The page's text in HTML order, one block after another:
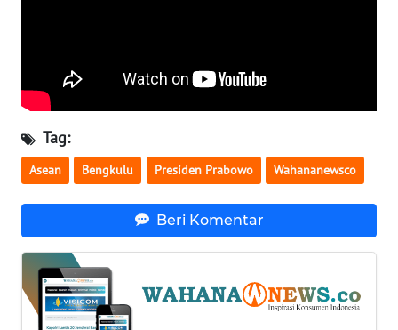
Tag:
Asean Bengkulu Presiden Prabowo Wahananewsco
Beri Komentar
WN
SULTRA
WN
NTB
SULTENG
WN
SULBAR